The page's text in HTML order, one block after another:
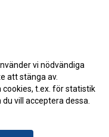
vi nödvändiga
att stänga av.
cookies, t.ex. för statistik
vill acceptera dessa.